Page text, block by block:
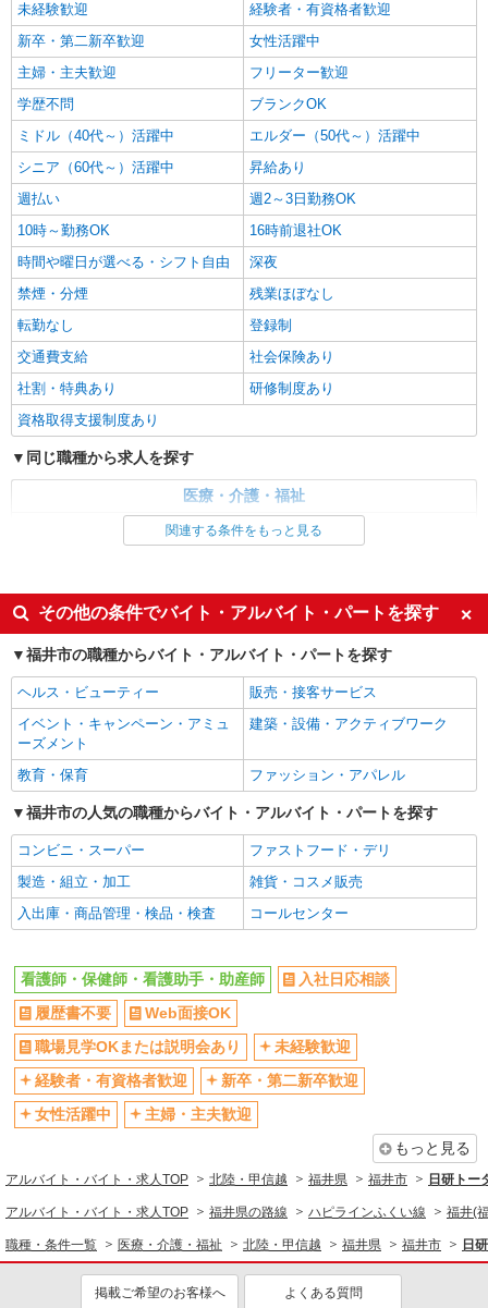
高収入を目指したい方必見！未経験でも日収
1.1万〜可！看護助手
時給1550円〜2187円 ＜日払い有/週払い有/交
通費全支給(ガソリン代含む)＞
福井市内｜最寄り駅：福井
キープ 詳細を見る
派遣社員
株式会社kotrio /●KY-H-2093833
善は急げ≫≫≫履歴書不要＆面接なし！駅チカ
病院で看護助手急募
時給1550円〜2187円 ＜日払い有/週払い有/交
通費全支給(ガソリン代含む)＞
福井市内｜最寄り駅：福井
詳細を見る
株式会社kotrio /●KY-H-2101307
＜高時給＞越前花堂駅近くの病院で安定した働
き方を★看護助手♪
時給1550円〜2187円 ＜日払い有/週払い有/交
キープ 詳細を見る
派遣社員
株式会社kotrio /●KY-H-2014164
≪福井駅≫年齢不問！０からスタートでも活躍
時給1550円〜2187円 ＜日払い有/週払い有/交
通費全支給(ガソリン代含む)＞
キープ 詳細を見る
≪福井駅／看護助手≫子育て世代活躍中！働き
やすい環境♪
時給1550円〜2187円 ＜日払い有/週払い有/交
通費全支給(ガソリン代含む)＞
福井市内｜最寄り駅：福井
キープ
株式会社kotrio /●KY-H-2093818
善は急げ≫≫≫履歴書不要＆面接なし！駅チカ
時給1550円〜2187円 ＜日払い有/週払い有/交
通費全支給(ガソリン代含む)＞
未経験歓迎
経験者・有資格者歓迎
新卒・第二新卒歓迎
女性活躍中
主婦・主夫歓迎
フリーター歓迎
学歴不問
ブランクOK
ミドル（40代～）活躍中
エルダー（50代～）活躍中
シニア（60代～）活躍中
昇給あり
週払い
週2～3日勤務OK
10時～勤務OK
16時前退社OK
時間や曜日が選べる・シフト自由
深夜
禁煙・分煙
残業ほぼなし
転勤なし
登録制
交通費支給
社会保険あり
社割・特典あり
研修制度あり
資格取得支援制度あり
同じ職種から求人を探す
医療・介護・福祉
看護師・保健師・看護助手・助産師
未経験歓迎
ミドル（40代～）活躍中
週2～3日勤務OK
深夜
交通費支給
社会保険あり
関連する条件をもっと見る
その他の条件でバイト・アルバイト・パートを探す
福井市の職種からバイト・アルバイト・パートを探す
ヘルス・ビューティー
販売・接客サービス
イベント・キャンペーン・アミュ
ーズメント
建築・設備・アクティブワーク
教育・保育 ファッション・アパレル
福井市の人気の職種からバイト・アルバイト・パートを探す
コンビニ・スーパー
ファストフード・デリ
製造・組立・加工
雑貨・コスメ販売
入出庫・商品管理・検品・検査
コールセンター
看護師・保健師・看護助手・助産師
入社日応相談
履歴書不要
Web面接OK
職場見学OKまたは説明会あり
未経験歓迎
経験者・有資格者歓迎
新卒・第二新卒歓迎
女性活躍中
主婦・主夫歓迎
もっと見る
アルバイト・バイト・求人TOP 北陸・甲信越 福井県 福井市 日研トー
アルバイト・バイト・求人TOP 福井県の路線 ハピラインふくい線 福井(
職種・条件一覧 医療・介護・福祉 北陸・甲信越 福井県 福井市 日
掲載ご希望のお客様へ よくある質問